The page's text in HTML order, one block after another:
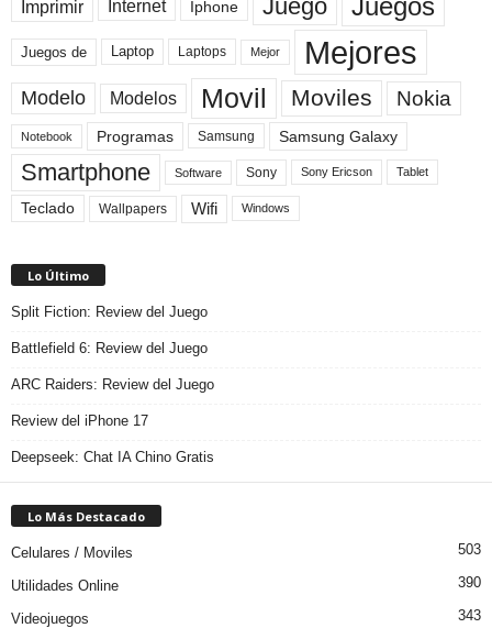
Imprimir Internet Iphone Juego
Juegos de Laptop Laptops Mejor Mejores
Modelo Modelos Movil Moviles Nokia
Notebook Programas Samsung Samsung Galaxy
Smartphone Software Sony Sony Ericson Tablet
Teclado Wallpapers Wifi Windows
Lo Último
Split Fiction: Review del Juego
Battlefield 6: Review del Juego
ARC Raiders: Review del Juego
Review del iPhone 17
Deepseek: Chat IA Chino Gratis
Lo Más Destacado
Celulares / Moviles 503
Utilidades Online 390
Videojuegos 343